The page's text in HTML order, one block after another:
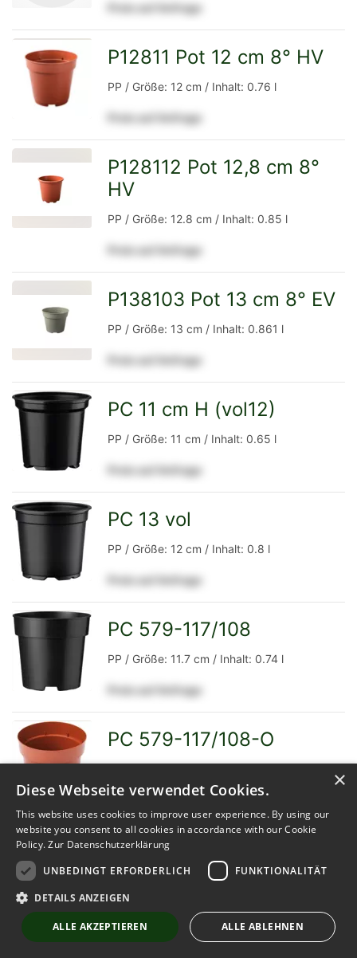
zur
Preis auf Anfrage
Detailseite
P12811 Pot 12 cm 8° HV
PP / Größe: 12 cm / Inhalt: 0.76 l
Preis auf Anfrage
P128112 Pot 12,8 cm 8°
HV
PP / Größe: 12.8 cm / Inhalt: 0.85 l
Preis auf Anfrage
Detailseite
P138103 Pot 13 cm 8° EV
PP / Größe: 13 cm / Inhalt: 0.861 l
Preis auf Anfrage
Detailseite
PC 11 cm H (vol12)
PP / Größe: 11 cm / Inhalt: 0.65 l
Preis auf Anfrage
Detailseite
PC 13 vol
PP / Größe: 12 cm / Inhalt: 0.8 l
Preis auf Anfrage
Detailseite
PC 579-117/108
PP / Größe: 11.7 cm / Inhalt: 0.74 l
Preis auf Anfrage
Detailseite
PC 579-117/108-O
Preis auf Anfrage
zur
Pot 10 cm 5°
PP / Größe: 10 cm / Inhalt: 0.4 l
Preis auf Anfrage
×
Diese Webseite verwendet Cookies.
This website uses cookies to improve user experience. By using our
website you consent to all cookies in accordance with our Cookie
Policy.Zur Datenschutzerklärung
UNBEDINGT ERFORDERLICH
FUNKTIONALITÄT
DETAILS ANZEIGEN
ALLE AKZEPTIEREN ALLE ABLEHNEN